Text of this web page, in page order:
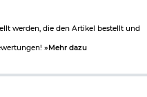
werden, die den Artikel bestellt und
»Mehr dazu